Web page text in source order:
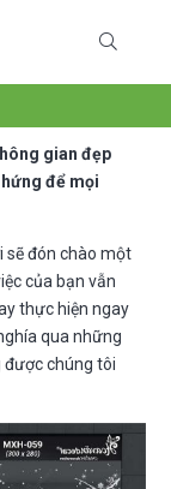
gian đẹp
để mọi
sẽ đón chào một
của bạn vẫn
thực hiện ngay
qua những
chúng tôi